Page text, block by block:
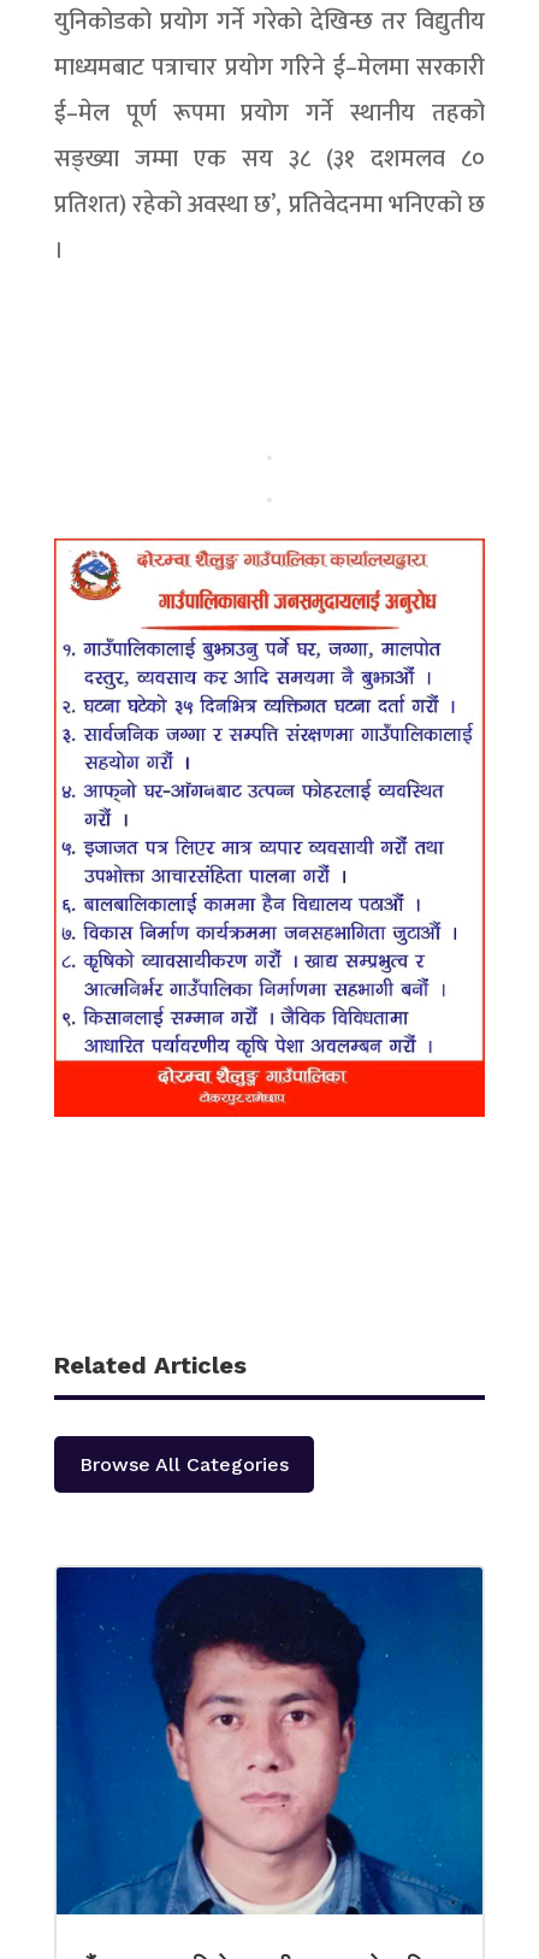
युनिकोडको प्रयोग गर्ने गरेको देखिन्छ तर विद्युतीय
माध्यमबाट पत्राचार प्रयोग गरिने ई–मेलमा सरकारी
ई–मेल पूर्ण रूपमा प्रयोग गर्ने स्थानीय तहको
सङ्ख्या जम्मा एक सय ३८ (३१ दशमलव ८०
प्रतिशत) रहेको अवस्था छ’, प्रतिवेदनमा भनिएको छ
।
Related Articles
Browse All Categories